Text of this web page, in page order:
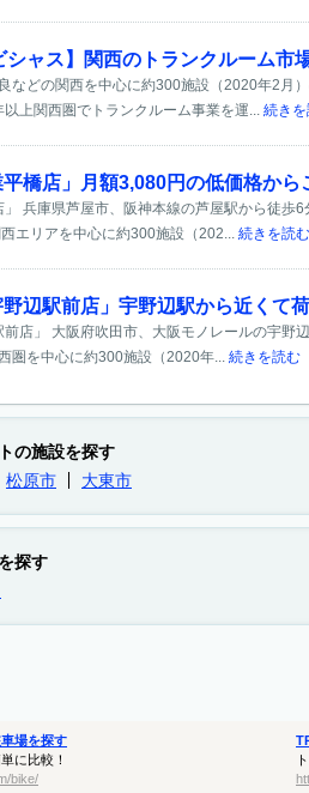
シャス】関西のトランクルーム市
などの関西を中心に約300施設（2020年2月
上関西圏でトランクルーム事業を運... 続き
平橋店」月額3,080円の低価格か
」 兵庫県芦屋市、阪神本線の芦屋駅から徒
エリアを中心に約300施設（202... 続きを読む
野辺駅前店」宇野辺駅から近くて
前店」 大阪府吹田市、大阪モノレールの宇
圏を中心に約300施設（2020年... 続きを読む
の施設を探す
松原市 大東市
探す
場を探す
に比較！
bike/